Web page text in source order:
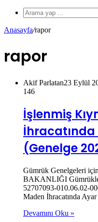
Anasayfa/rapor
rapor
Akif Parlatan23 Eylül
146
İşlenmiş
(Genelge
Gümrük Genelgeleri
BAKANLIĞI
52707093-010.06.02-
Maden İhracatında
Devamını Oku »